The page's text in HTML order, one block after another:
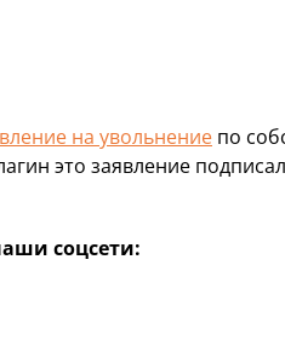
на увольнение по
это заявление
соцсети: